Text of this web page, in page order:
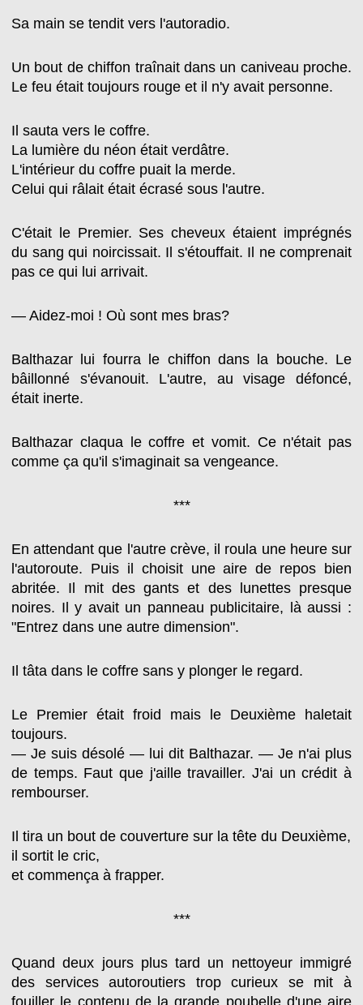
Sa main se tendit vers l'autoradio.
Un bout de chiffon traînait dans un caniveau proche.
Le feu était toujours rouge et il n'y avait personne.
Il sauta vers le coffre.
La lumière du néon était verdâtre.
L'intérieur du coffre puait la merde.
Celui qui râlait était écrasé sous l'autre.
C'était le Premier. Ses cheveux étaient imprégnés
du sang qui noircissait. Il s'étouffait. Il ne comprenait
pas ce qui lui arrivait.
— Aidez-moi ! Où sont mes bras?
Balthazar lui fourra le chiffon dans la bouche. Le
bâillonné s'évanouit. L'autre, au visage défoncé,
était inerte.
Balthazar claqua le coffre et vomit. Ce n'était pas
comme ça qu'il s'imaginait sa vengeance.
***
En attendant que l'autre crève, il roula une heure sur
l'autoroute. Puis il choisit une aire de repos bien
abritée. Il mit des gants et des lunettes presque
noires. Il y avait un panneau publicitaire, là aussi :
"Entrez dans une autre dimension".
Il tâta dans le coffre sans y plonger le regard.
Le Premier était froid mais le Deuxième haletait
toujours.
— Je suis désolé — lui dit Balthazar. — Je n'ai plus
de temps. Faut que j'aille travailler. J'ai un crédit à
rembourser.
Il tira un bout de couverture sur la tête du Deuxième,
il sortit le cric,
et commença à frapper.
***
Quand deux jours plus tard un nettoyeur immigré
des services autoroutiers trop curieux se mit à
fouiller le contenu de la grande poubelle d'une aire